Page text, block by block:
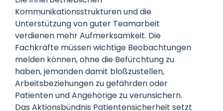
Kommunikationsstrukturen und die
Unterstützung von guter Teamarbeit
verdienen mehr Aufmerksamkeit. Die
Fachkräfte müssen wichtige Beobachtungen
melden können, ohne die Befürchtung zu
haben, jemanden damit bloßzustellen,
Arbeitsbeziehungen zu gefährden oder
Patienten und Angehörige zu verunsichern.
Das Aktionsbündnis Patientensicherheit setzt